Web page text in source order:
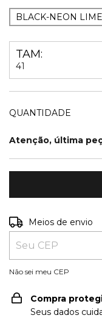
BLACK-NEON LIME
TAM:
41
QUANTIDADE
Atenção, última
Entregas para o CEP:
Meios de envio
Não sei meu CEP
Compra
Seus dados